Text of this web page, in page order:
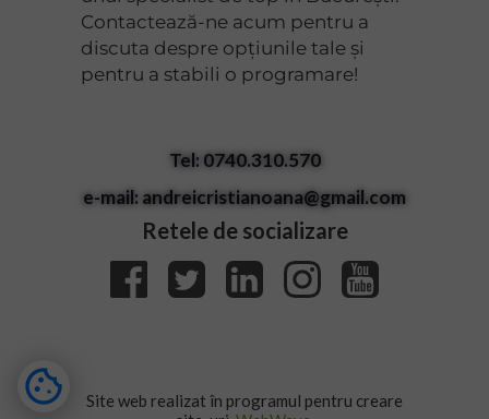
Contactează-ne acum pentru a
discuta despre opțiunile tale și
pentru a stabili o programare!
Tel: 0740.310.570
e-mail: andreicristianoana@gmail.com
Retele de socializare
Site web realizat în programul pentru creare